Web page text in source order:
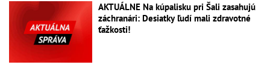
AKTUÁLNE Na kúpalisku pri Šali zasahujú
záchranári: Desiatky ľudí mali zdravotné
ťažkosti!